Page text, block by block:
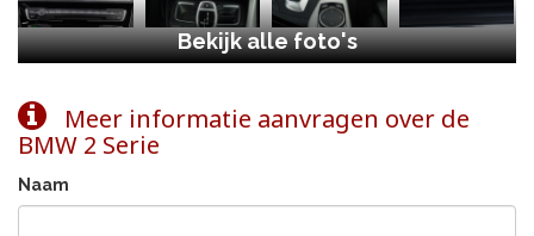
Bekijk alle foto's
Meer informatie aanvragen over de
BMW 2 Serie
Naam